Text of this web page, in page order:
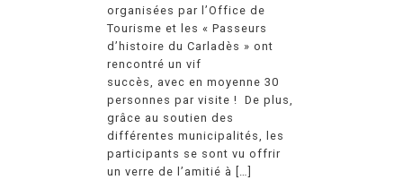
organisées par l’Office de
Tourisme et les « Passeurs
d’histoire du Carladès » ont
rencontré un vif
succès, avec en moyenne 30
personnes par visite ! De plus,
grâce au soutien des
différentes municipalités, les
participants se sont vu offrir
un verre de l’amitié à […]